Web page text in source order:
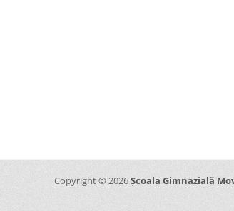
Copyright © 2026Școala Gimnazială